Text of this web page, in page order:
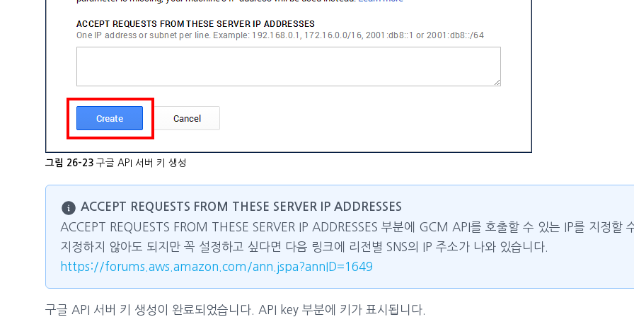
그림 26-23 구글 API 서버 키 생성
ACCEPT REQUESTS FROM THESE SERVER IP ADDRESSES
ACCEPT REQUESTS FROM THESE SERVER IP ADDRESSES 부분에 GCM API를 호출할 수 있는 IP를 지정할
지정하지 않아도 되지만 꼭 설정하고 싶다면 다음 링크에 리전별 SNS의 IP 주소가 나와 있습니다.
https://forums.aws.amazon.com/ann.jspa?annID=1649
구글 API 서버 키 생성이 완료되었습니다. API key 부분에 키가 표시됩니다.